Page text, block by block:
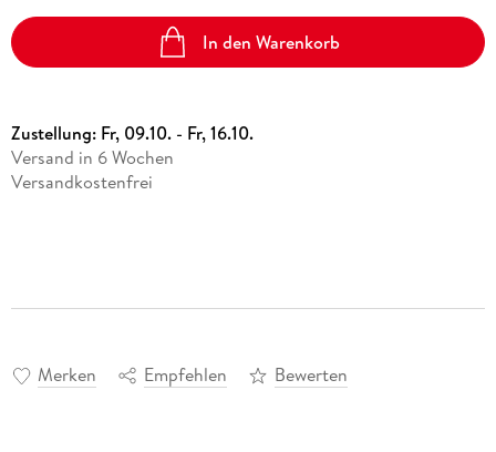
In den Warenkorb
Zustellung: Fr, 09.10. - Fr, 16.10.
Versand in 6 Wochen
Versandkostenfrei
Merken Empfehlen Bewerten